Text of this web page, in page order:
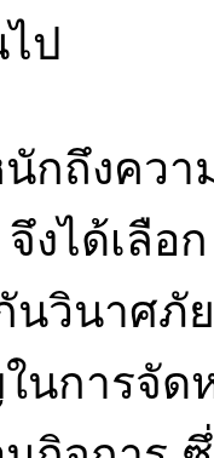
ป
กถึงคว
จึงได้เลื
นวินาศ
นการจัด